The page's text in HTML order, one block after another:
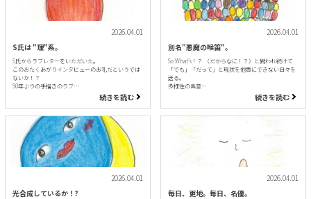
2026.04.01
S氏は "理"系。
S氏からラブレターをいただいた。
このおたくあがりインタビューのお礼だというでは
ないか！？
50年ぶりの手描きのラブ…
続きを読む
2026.04.01
別名"悪魔の喉笛"。
So What’s！？ （だからなに！？）と問われ続けて
「でも」「だって」と現状を他責にできない日々を
送る。
多様性の真意…
続きを読む
2026.04.01
光合成しているか！?
2026.04.01
毎日、更地。毎日、名優。